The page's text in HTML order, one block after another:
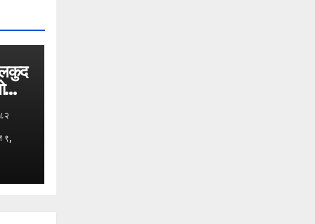
९,